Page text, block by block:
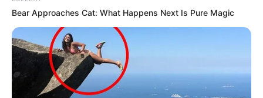
Bear Approaches Cat: What Happens Next Is Pure Magic